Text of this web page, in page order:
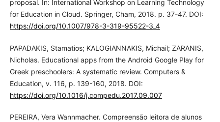
proposal. In: International Workshop on Learning Technology
for Education in Cloud. Springer, Cham, 2018. p. 37-47. DOI:
https://doi.org/10.1007/978-3-319-95522-3_4
PAPADAKIS, Stamatios; KALOGIANNAKIS, Michail; ZARANIS,
Nicholas. Educational apps from the Android Google Play for
Greek preschoolers: A systematic review. Computers &
Education, v. 116, p. 139-160, 2018. DOI:
https://doi.org/10.1016/j.compedu.2017.09.007
PEREIRA, Vera Wannmacher. Compreensão leitora de alunos